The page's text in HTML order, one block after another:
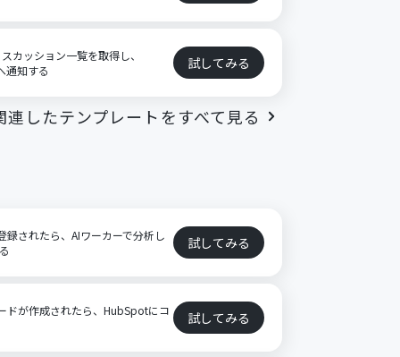
カッション一覧を取得し、
通知する
試してみる
連したテンプレートをすべて見る
されたら、AIワーカーで分析し
試してみる
ドが作成されたら、HubSpotにコ 試してみる